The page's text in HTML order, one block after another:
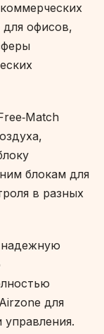
офисов,
блокам для
в разных
надежную
для